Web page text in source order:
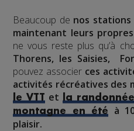
Beaucoup de nos
maintenant leurs
ne vous reste plus qu’à
Thorens, les Saisies,
pouvez associer ces
activités récréatives des
le VTT et la randonnée
montagne en été
à
plaisir.